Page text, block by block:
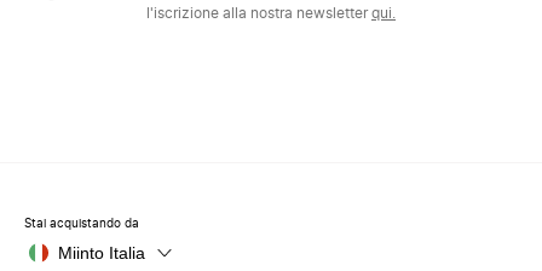
l'iscrizione alla nostra newsletterqui.
Stai acquistando da
Miinto Italia